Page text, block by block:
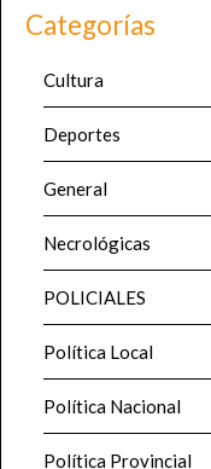
Categorías
Cultura
Deportes
General
Necrológicas
POLICIALES
Política Local
Política Nacional
Política Provincial